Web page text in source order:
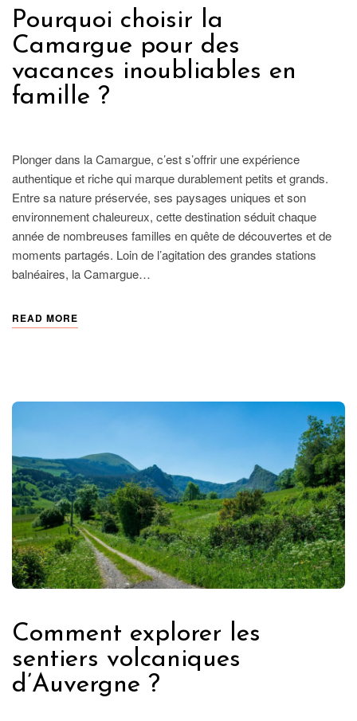
Pourquoi choisir la
Camargue pour des
vacances inoubliables en
famille ?
Plonger dans la Camargue, c’est s’offrir une expérience
authentique et riche qui marque durablement petits et grands.
Entre sa nature préservée, ses paysages uniques et son
environnement chaleureux, cette destination séduit chaque
année de nombreuses familles en quête de découvertes et de
moments partagés. Loin de l’agitation des grandes stations
balnéaires, la Camargue…
READ MORE
Comment explorer les
sentiers volcaniques
d’Auvergne ?